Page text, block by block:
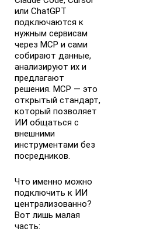
или ChatGPT
подключаются к
нужным сервисам
через MCP и сами
собирают данные,
анализируют их и
предлагают
решения. MCP — это
открытый стандарт,
который позволяет
ИИ общаться с
внешними
инструментами без
посредников.
Что именно можно
подключить к ИИ
централизованно?
Вот лишь малая
часть: